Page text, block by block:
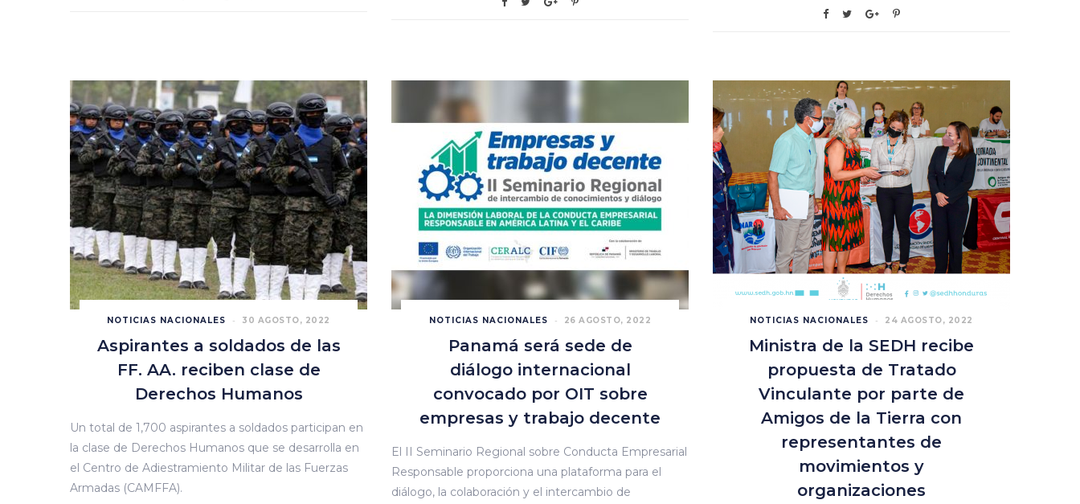
NOTICIAS NACIONALES 30 AGOSTO, 2022
Aspirantes a soldados de las
FF. AA. reciben clase de
Derechos Humanos
Un total de 1,700 aspirantes a soldados participan en
la clase de Derechos Humanos que se desarrolla en
el Centro de Adiestramiento Militar de las Fuerzas
Armadas (CAMFFA).
NOTICIAS NACIONALES 26 AGOSTO, 2022
Panamá será sede de
diálogo internacional
convocado por OIT sobre
empresas y trabajo decente
El II Seminario Regional sobre Conducta Empresarial
Responsable proporciona una plataforma para el
diálogo, la colaboración y el intercambio de
NOTICIAS NACIONALES 24 AGOSTO, 2022
Ministra de la SEDH recibe
propuesta de Tratado
Vinculante por parte de
Amigos de la Tierra con
representantes de
movimientos y
organizaciones